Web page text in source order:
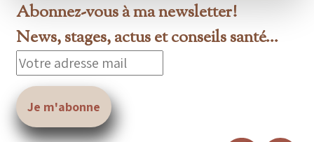
Abonnez-vous à ma newsletter!
News, stages, actus et conseils santé...